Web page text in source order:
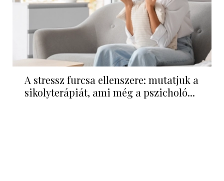
A stressz furcsa ellenszere: mutatjuk a
sikolyterápiát, ami még a pszicholó...